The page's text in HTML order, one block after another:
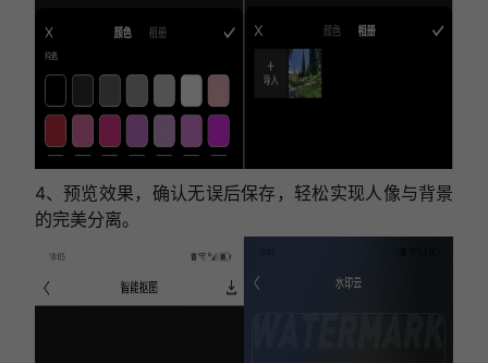
4、预览效果，确认无误后保存，轻松实现人像与背景
的完美分离。